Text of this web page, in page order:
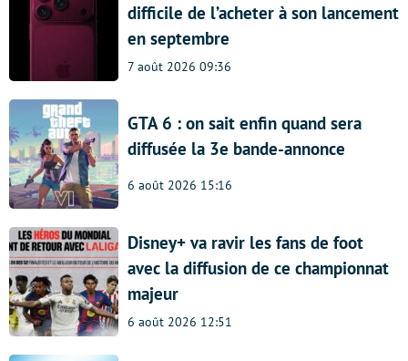
difficile de l’acheter à son lancement
en septembre
7 août 2026 09:36
GTA 6 : on sait enfin quand sera
diffusée la 3e bande-annonce
6 août 2026 15:16
Disney+ va ravir les fans de foot
avec la diffusion de ce championnat
majeur
6 août 2026 12:51